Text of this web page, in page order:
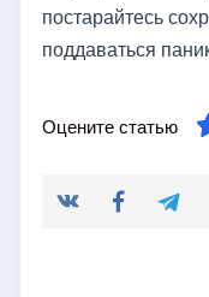
постарайтесь
поддаваться
Оцените статью